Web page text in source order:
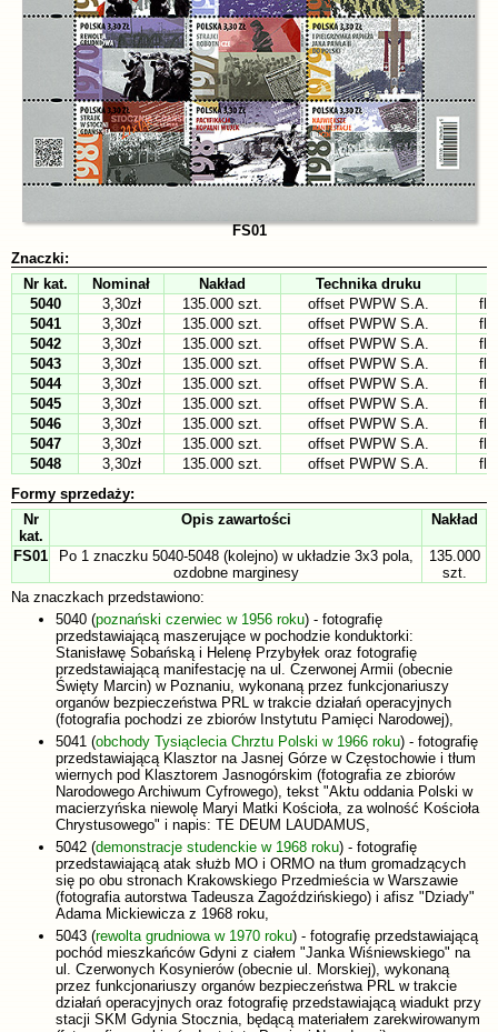
FS01
Znaczki:
Nr kat.
Nominał Nakład
Technika druku
5040
3,30zł 135.000 szt. offset PWPW S.A.
5041
3,30zł 135.000 szt. offset PWPW S.A.
5042
3,30zł 135.000 szt. offset PWPW S.A.
5043
3,30zł 135.000 szt. offset PWPW S.A.
5044
3,30zł 135.000 szt. offset PWPW S.A.
5045
3,30zł 135.000 szt. offset PWPW S.A.
5046
3,30zł 135.000 szt. offset PWPW S.A.
5047
3,30zł 135.000 szt. offset PWPW S.A.
5048
3,30zł 135.000 szt. offset PWPW S.A.
Formy sprzedaży:
Nr
kat.
Opis zawartości Nakład
FS01
Po 1 znaczku 5040-5048 (kolejno) w układzie 3x3 pola,
ozdobne marginesy
135.000
szt.
Na znaczkach przedstawiono:
5040 (poznański czerwiec w 1956 roku) - fotografię
przedstawiającą maszerujące w pochodzie konduktorki:
Stanisławę Sobańską i Helenę Przybyłek oraz fotografię
przedstawiającą manifestację na ul. Czerwonej Armii (obecnie
Święty Marcin) w Poznaniu, wykonaną przez funkcjonariuszy
organów bezpieczeństwa PRL w trakcie działań operacyjnych
(fotografia pochodzi ze zbiorów Instytutu Pamięci Narodowej),
5041 (obchody Tysiąclecia Chrztu Polski w 1966 roku) - fotografię
przedstawiającą Klasztor na Jasnej Górze w Częstochowie i tłum
wiernych pod Klasztorem Jasnogórskim (fotografia ze zbiorów
Narodowego Archiwum Cyfrowego), tekst "Aktu oddania Polski w
macierzyńska niewolę Maryi Matki Kościoła, za wolność Kościoła
Chrystusowego" i napis: TE DEUM LAUDAMUS,
5042 (demonstracje studenckie w 1968 roku) - fotografię
przedstawiającą atak służb MO i ORMO na tłum gromadzących
się po obu stronach Krakowskiego Przedmieścia w Warszawie
(fotografia autorstwa Tadeusza Zagoździńskiego) i afisz "Dziady"
Adama Mickiewicza z 1968 roku,
5043 (rewolta grudniowa w 1970 roku) - fotografię przedstawiającą
pochód mieszkańców Gdyni z ciałem "Janka Wiśniewskiego" na
ul. Czerwonych Kosynierów (obecnie ul. Morskiej), wykonaną
przez funkcjonariuszy organów bezpieczeństwa PRL w trakcie
działań operacyjnych oraz fotografię przedstawiającą wiadukt przy
stacji SKM Gdynia Stocznia, będącą materiałem zarekwirowanym